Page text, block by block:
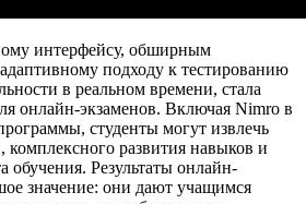
интерфейсу, обширным
подходу к тестированию
в реальном времени, стала
онлайн-экзаменов. Включая Nimro в
студенты могут извлечь
комплексного развития навыков и
обучения. Результаты онлайн-
значение: они дают учащимся